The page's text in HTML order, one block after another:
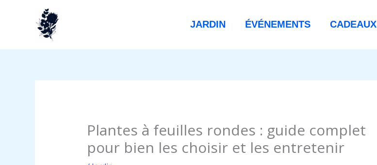
JARDIN ÉVÉNEMENTS CADEAUX
Plantes à feuilles rondes : guide complet
pour bien les choisir et les entretenir